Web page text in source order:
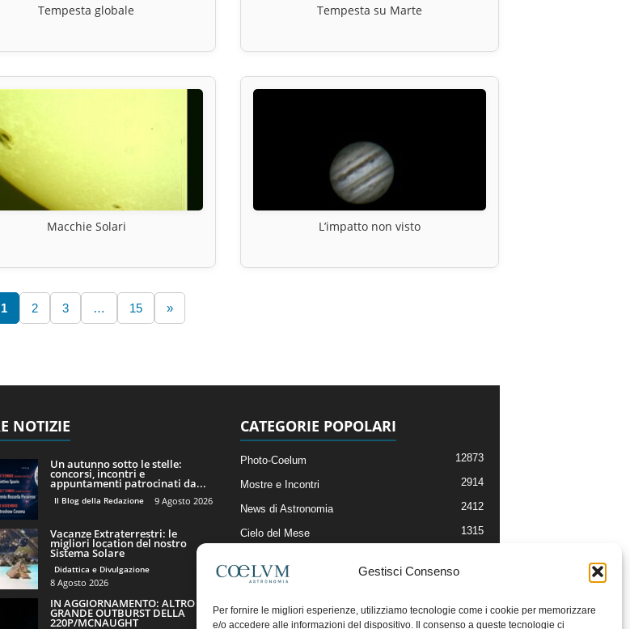
Gestisci Consenso
Per fornire le migliori esperienze, utilizziamo tecnologie come i cookie per memorizzare
e/o accedere alle informazioni del dispositivo. Il consenso a queste tecnologie ci
Tempesta globale Tempesta su Marte
Macchie Solari L’impatto non visto
1 2 3 … 15 »
NOTIZIE
Un autunno sotto le stelle:
concorsi, incontri e
appuntamenti patrocinati da...
Il Blog della Redazione 9 Agosto 2026
Vacanze Extraterrestri: le
migliori location del nostro
Sistema Solare
Didattica e Divulgazione
8 Agosto 2026
IN AGGIORNAMENTO: ALTRO
GRANDE OUTBURST DELLA
220P/MCNAUGHT
CATEGORIE POPOLARI
Photo-Coelum 12873
Mostre e Incontri 2914
News di Astronomia 2412
Cielo del Mese 1315
Articoli e Risorse On-Line
Il Blog della Redazione